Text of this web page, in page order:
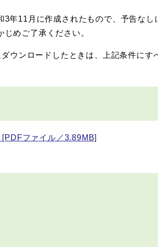
年11月に作成されたもので、予告なし
めご了承ください。
ウンロードしたときは、上記条件にす
ファイル／3.89MB]